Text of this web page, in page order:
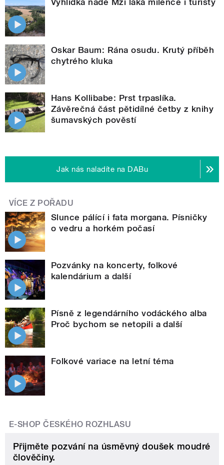
Oskar Baum: Rána osudu. Krutý příběh
chytrého kluka
Hans Kollibabe: Prst trpaslíka.
Závěrečná část pětidílné četby z knihy
šumavských pověstí
Jak nás naladíte na DABu
VÍCE Z POŘADU
Slunce pálící i fata morgana. Písničky
o vedru a horkém počasí
Pozvánky na koncerty, folkové
kalendárium a další
Písně z legendárního vodáckého alba
Proč bychom se netopili a další
Folkové variace na letní téma
E-SHOP ČESKÉHO ROZHLASU
Přijměte pozvání na úsměvný doušek moudré
člověčiny.